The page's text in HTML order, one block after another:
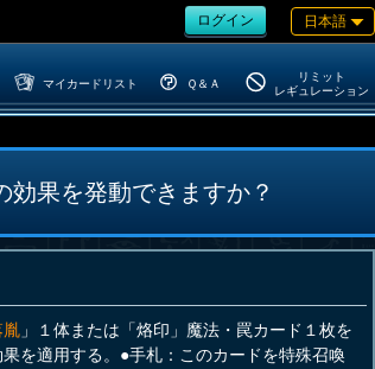
ログイン 日本語
マイカードリスト Ｑ＆Ａ
リミット
レギュレーション
果を発動できますか？
胤 」１体または「烙印」魔法・罠カード１枚を
を適用する。●手札：このカードを特殊召喚